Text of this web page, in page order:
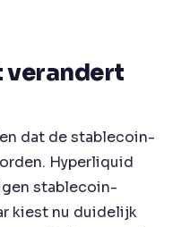
dat de stablecoin-
Hyperliquid
stablecoin-
kiest nu duidelijk